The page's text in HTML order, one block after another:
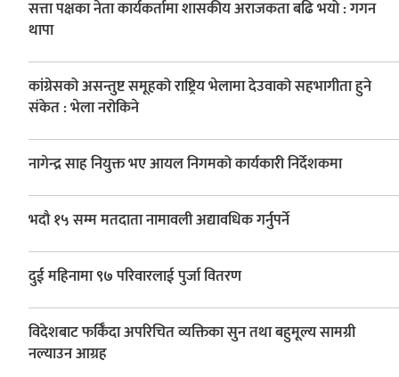
सत्ता पक्षका नेता कार्यकर्तामा शासकीय अराजकता बढि भयो : गगन
थापा
कांग्रेसको असन्तुष्ट समूहको राष्ट्रिय भेलामा देउवाको सहभागीता हुने
संकेत : भेला नरोकिने
नागेन्द्र साह नियुक्त भए आयल निगमको कार्यकारी निर्देशकमा
भदौ १५ सम्म मतदाता नामावली अद्यावधिक गर्नुपर्ने
दुई महिनामा ९७ परिवारलाई पुर्जा वितरण
विदेशबाट फर्किँदा अपरिचित व्यक्तिका सुन तथा बहुमूल्य सामग्री
नल्याउन आग्रह